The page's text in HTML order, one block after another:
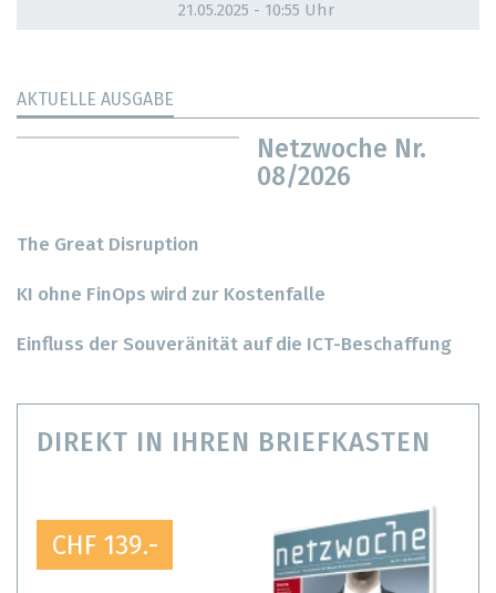
21.05.2025 - 10:55 Uhr
AKTUELLE AUSGABE
Netzwoche Nr.
08/2026
The Great Disruption
KI ohne FinOps wird zur Kostenfalle
Einfluss der Souveränität auf die ICT-Beschaffung
DIREKT IN IHREN BRIEFKASTEN
CHF 139.-